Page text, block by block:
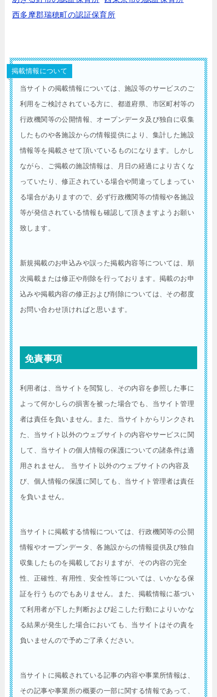
西多摩郡瑞穂町の認証保育所
掲載情報について
当サイトの掲載情報については、施設等のサービスのご
利用をご検討されている方に、都道府県、市区町村等の
行政機関等の公開情報、オープンデータ及び独自に収集
したものや各施設からの情報提供により、集計した施設
情報等を掲載させて頂いているものになります。しかし
ながら、ご掲載の施設情報は、月日の経過により古くな
っていたり、修正されている場合や間違ってしまってい
る場合がありますので、必ず行政機関等の情報や各施設
等が発信されている情報も確認して頂きますようお願い
致します。
新規掲載のお申込みや誤った掲載内容等については、順
次掲載または修正や削除を行っております。掲載のお申
込みや掲載内容の修正および削除については、その都度
お問い合わせ頂ければと思います。
免責事項
利用者は、当サイトを閲覧し、その内容を参照した事に
よって何かしらの損害を被った場合でも、当サイト管理
者は責任を負いません。また、当サイトからリンクされ
た、当サイト以外のウェブサイトの内容やサービスに関
して、当サイトの個人情報の保護についての諸条件は適
用されません。 当サイト以外のウェブサイトの内容及
び、個人情報の保護に関しても、当サイト管理者は責任
を負いません。
当サイトに掲載する情報については、行政機関等の公開
情報やオープンデータ、各施設からの情報提供及び独自
収集したものを掲載しておりますが、その内容の完全
性、正確性、有用性、安全性等については、いかなる保
証を行うものでもありません。また、掲載情報に基づい
て利用者が下した判断および起こした行動によりいかな
る結果が発生した場合においても、当サイトはその責を
負いませんので予めご了承ください。
当サイトに掲載されている記事の内容や事業所情報は、
その記事や事業所の概要の一部に関する情報であって、